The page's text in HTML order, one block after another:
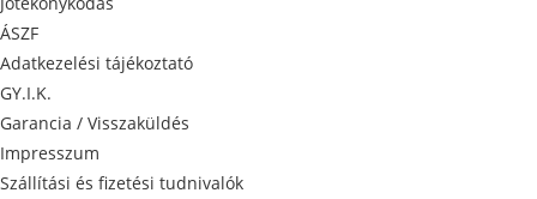
ÁSZF
Adatkezelési tájékoztató
GY.I.K.
Garancia / Visszaküldés
Impresszum
Szállítási és fizetési tudnivalók